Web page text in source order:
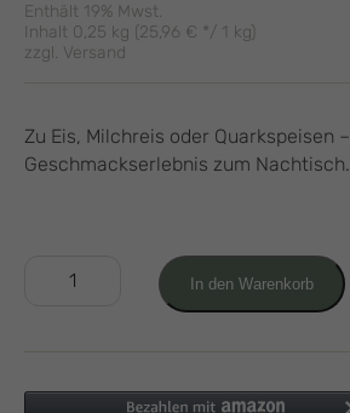
Enthält 19% Mwst.
Inhalt 0,25 kg (25,96 € */ 1 kg)
zzgl. Versand
Zu Eis, Milchreis oder Quarkspeisen –
Geschmackserlebnis zum Nachtisch.
Brombeeren
In den Warenkorb